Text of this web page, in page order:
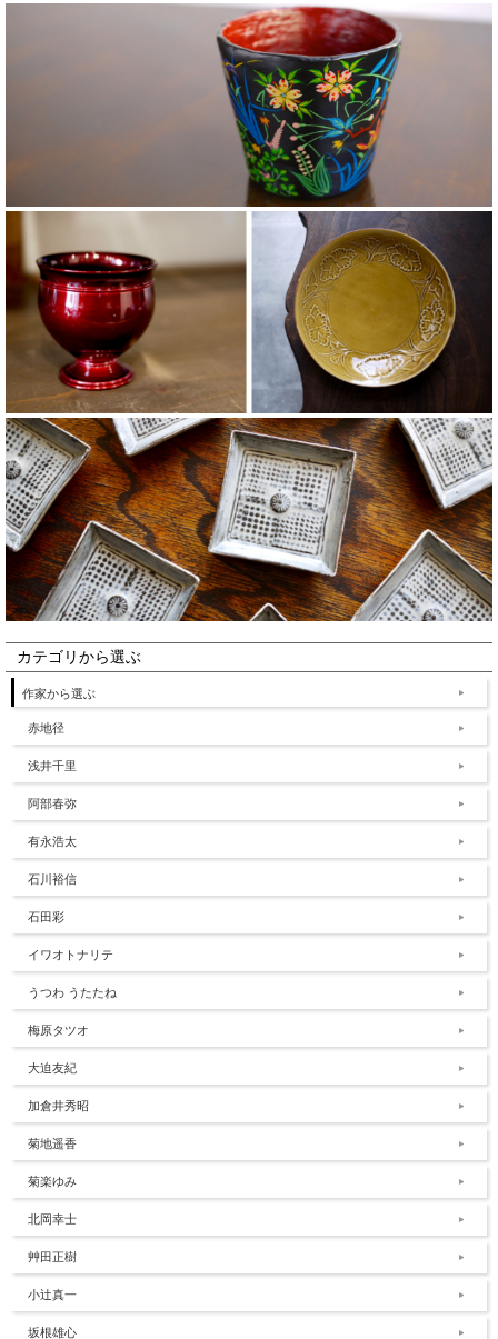
カテゴリから選ぶ
作家から選ぶ
赤地径
浅井千里
阿部春弥
有永浩太
石川裕信
石田彩
イワオトナリテ
うつわ うたたね
梅原タツオ
大迫友紀
加倉井秀昭
菊地遥香
菊楽ゆみ
北岡幸士
艸田正樹
小辻真一
坂根雄心